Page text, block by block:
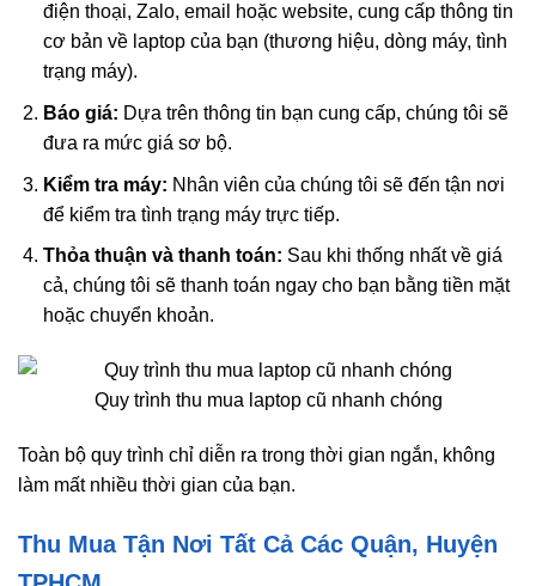
điện thoại, Zalo, email hoặc website, cung cấp thông tin
cơ bản về laptop của bạn (thương hiệu, dòng máy, tình
trạng máy).
Báo giá: Dựa trên thông tin bạn cung cấp, chúng tôi sẽ
đưa ra mức giá sơ bộ.
Kiểm tra máy: Nhân viên của chúng tôi sẽ đến tận nơi
để kiểm tra tình trạng máy trực tiếp.
Thỏa thuận và thanh toán: Sau khi thống nhất về giá
cả, chúng tôi sẽ thanh toán ngay cho bạn bằng tiền mặt
hoặc chuyển khoản.
Quy trình thu mua laptop cũ nhanh chóng
Toàn bộ quy trình chỉ diễn ra trong thời gian ngắn, không
làm mất nhiều thời gian của bạn.
Thu Mua Tận Nơi Tất Cả Các Quận, Huyện